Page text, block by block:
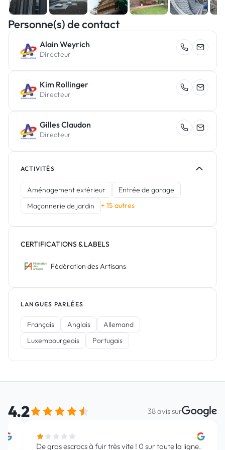
Personne(s) de contact
Alain Weyrich
Directeur
Kim Rollinger
Directeur
Gilles Claudon
Directeur
ACTIVITÉS
Aménagement extérieur
Entrée de garage
Maçonnerie de jardin
+ 15 autres
CERTIFICATIONS & LABELS
Fédération des Artisans
LANGUES PARLÉES
Français Anglais
Allemand
Luxembourgeois
Portugais
Avis Google
4.2 38 avis sur
J'ai eu plusieurs fois l'occasion de travailler avec